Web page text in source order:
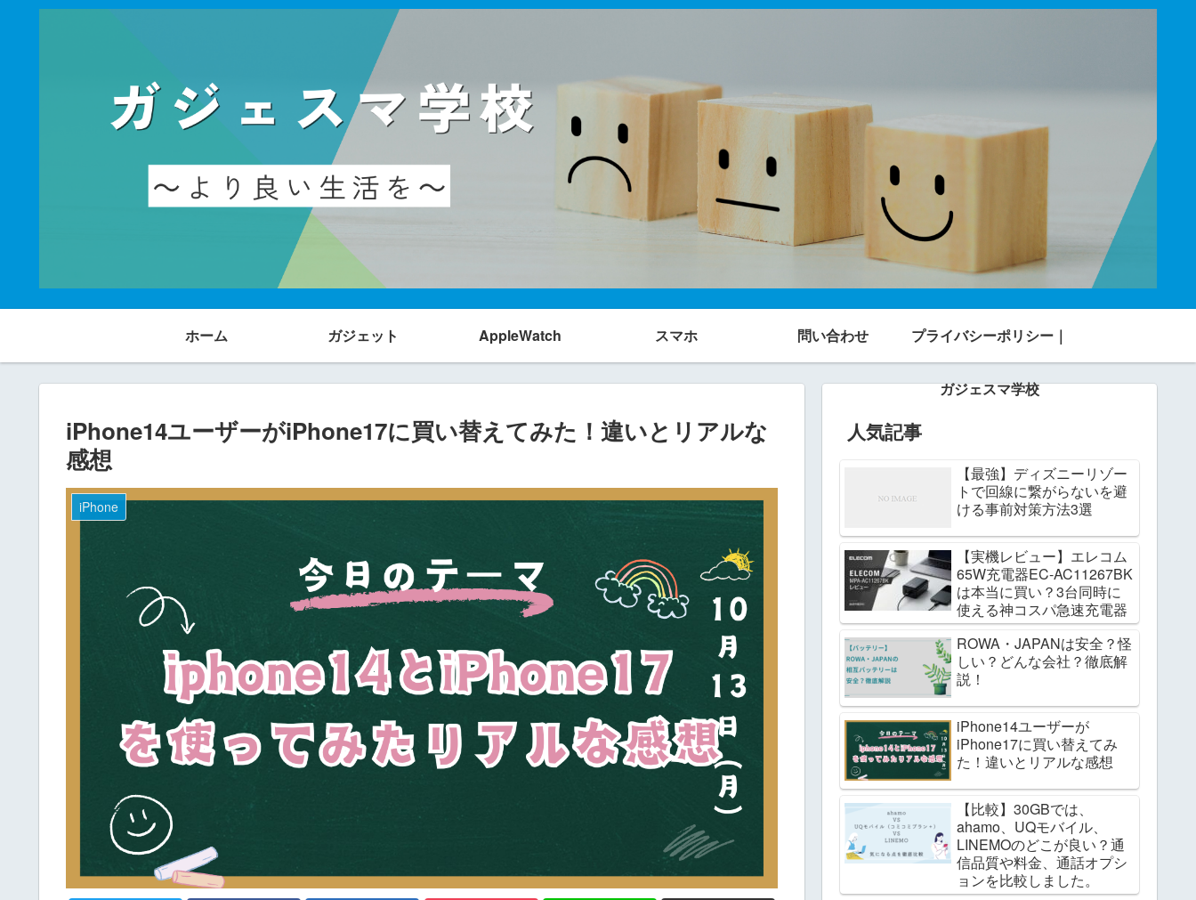
ホーム ガジェット AppleWatch スマホ 問い合わせ プライバシーポリシー｜
ガジェスマ学校
iPhone14ユーザーがiPhone17に買い替えてみた！違いとリアルな
感想
iPhone
人気記事
【最強】ディズニーリゾー
トで回線に繋がらないを避
ける事前対策方法3選
【実機レビュー】エレコム
65W充電器EC-AC11267BK
は本当に買い？3台同時に
使える神コスパ急速充電器
ROWA・JAPANは安全？怪
しい？どんな会社？徹底解
説！
iPhone14ユーザーが
iPhone17に買い替えてみ
た！違いとリアルな感想
【比較】30GBでは、
ahamo、UQモバイル、
LINEMOのどこが良い？通
信品質や料金、通話オプシ
ョンを比較しました。